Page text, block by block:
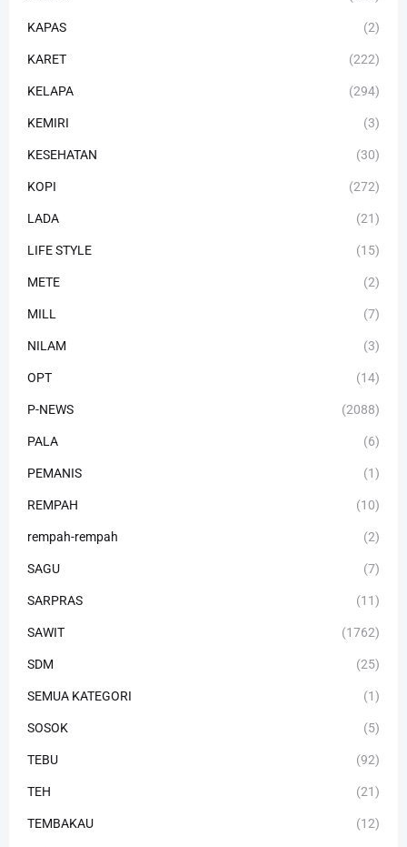
KAPAS (2)
KARET (222)
KELAPA (294)
KEMIRI (3)
KESEHATAN (30)
KOPI (272)
LADA (21)
LIFE STYLE (15)
METE (2)
MILL (7)
NILAM (3)
OPT (14)
P-NEWS (2088)
PALA (6)
PEMANIS (1)
REMPAH (10)
rempah-rempah (2)
SAGU (7)
SARPRAS (11)
SAWIT (1762)
SDM (25)
SEMUA KATEGORI (1)
SOSOK (5)
TEBU (92)
TEH (21)
TEMBAKAU (12)